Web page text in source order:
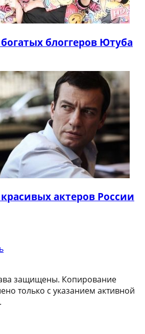
блоггеров Ютуба
актеров России
защищены. Копирование
только с указанием активной